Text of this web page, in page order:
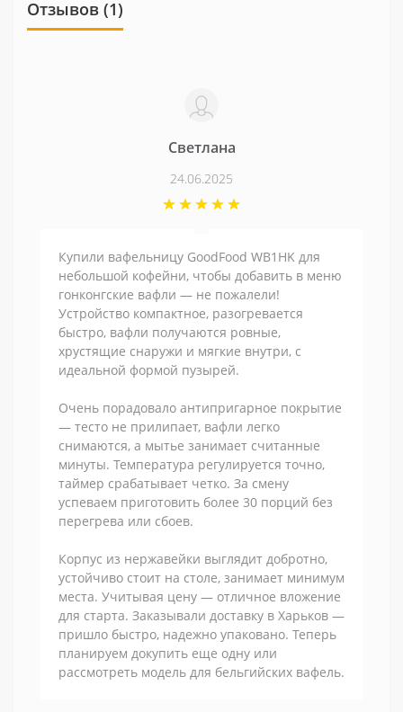
Отзывов (1)
Светлана
24.06.2025
Купили вафельницу GoodFood WB1HK для
небольшой кофейни, чтобы добавить в меню
гонконгские вафли — не пожалели!
Устройство компактное, разогревается
быстро, вафли получаются ровные,
хрустящие снаружи и мягкие внутри, с
идеальной формой пузырей.
Очень порадовало антипригарное покрытие
— тесто не прилипает, вафли легко
снимаются, а мытье занимает считанные
минуты. Температура регулируется точно,
таймер срабатывает четко. За смену
успеваем приготовить более 30 порций без
перегрева или сбоев.
Корпус из нержавейки выглядит добротно,
устойчиво стоит на столе, занимает минимум
места. Учитывая цену — отличное вложение
для старта. Заказывали доставку в Харьков —
пришло быстро, надежно упаковано. Теперь
планируем докупить еще одну или
рассмотреть модель для бельгийских вафель.